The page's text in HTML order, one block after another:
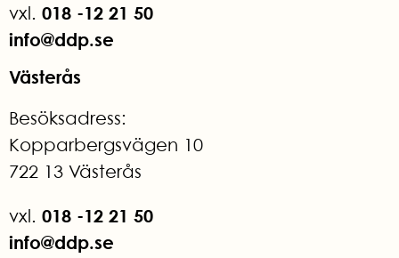
vxl. 018 -12 21 50
info@ddp.se
Västerås
Besöksadress:
Kopparbergsvägen 10
722 13 Västerås
vxl. 018 -12 21 50
info@ddp.se